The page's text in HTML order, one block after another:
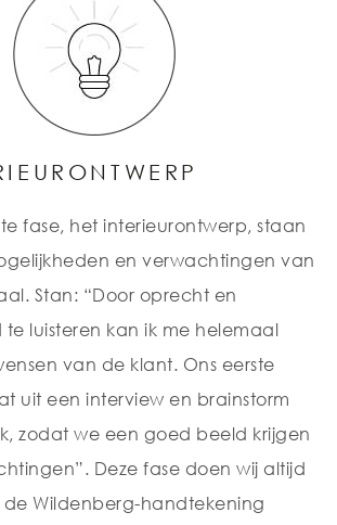
fase, het interieurontwerp, staan
en verwachtingen van
Stan: “Door oprecht en
te luisteren kan ik me helemaal
van de klant. Ons eerste
uit een interview en brainstorm
zodat we een goed beeld krijgen
Deze fase doen wij altijd
Wildenberg-handtekening